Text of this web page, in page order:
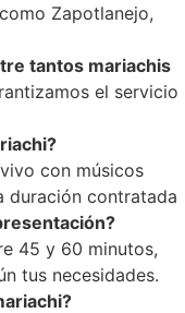
Zapotlanejo,
tantos mariachis
el servicio
con músicos
duración contratada
45 y 60 minutos,
tus necesidades.